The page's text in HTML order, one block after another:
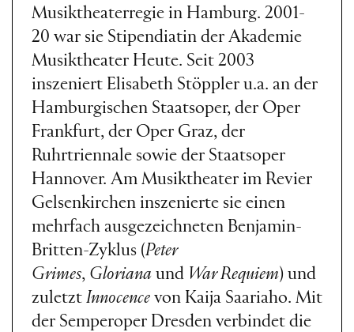
Musiktheaterregie in Hamburg. 2001-
20 war sie Stipendiatin der Akademie
Musiktheater Heute. Seit 2003
inszeniert Elisabeth Stöppler u.a. an der
Hamburgischen Staatsoper, der Oper
Frankfurt, der Oper Graz, der
Ruhrtriennale sowie der Staatsoper
Hannover. Am Musiktheater im Revier
Gelsenkirchen inszenierte sie einen
mehrfach ausgezeichneten Benjamin-
Britten-Zyklus (Peter
Grimes, Gloriana und War Requiem) und
zuletzt Innocence von Kaija Saariaho. Mit
der Semperoper Dresden verbindet die